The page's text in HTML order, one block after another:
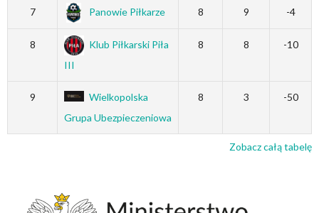
7 Panowie Piłkarze 8 9 -4
8
Klub Piłkarski Piła
III
8 8 -10
9
Wielkopolska
Grupa Ubezpieczeniowa
8 3 -50
Zobacz całą tabelę